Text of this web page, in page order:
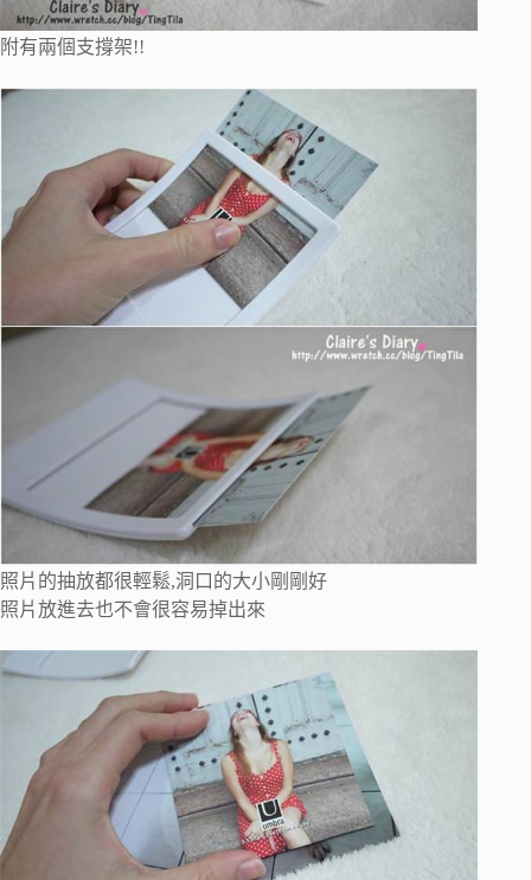
附有兩個支撐架!!
照片的抽放都很輕鬆,洞口的大小剛剛好
照片放進去也不會很容易掉出來